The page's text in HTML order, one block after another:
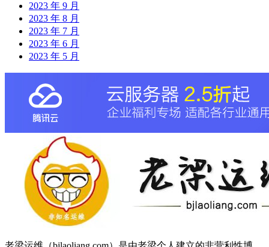
2023 年 9 月
2023 年 8 月
2023 年 7 月
2023 年 6 月
2023 年 5 月